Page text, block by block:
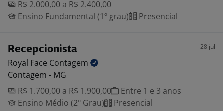
R$ 2.000,00 a R$ 2.400,00
Ensino Fundamental (1º grau)
Presencial
Recepcionista 28 jul
Royal Face Contagem
Contagem - MG
R$ 1.700,00 a R$ 1.900,00
Entre 1 e 3 anos
Ensino Médio (2º Grau)
Presencial